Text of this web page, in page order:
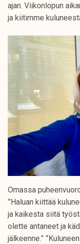
k
e
j
a
k
u
n
t
ajan. Viikonlopun
ja kiitimme
Omassa
”Haluan kiittää
ja kaikesta siitä
olette antaneet ja
jälkeenne.”